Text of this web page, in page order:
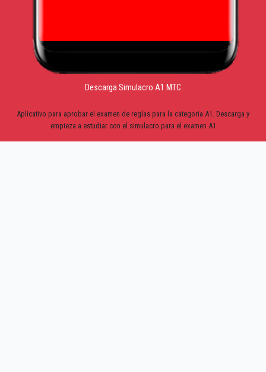
Descarga Simulacro A1 MTC
Aplicativo para aprobar el examen de reglas para la categoria A1. Descarga y
empieza a estudiar con el simulacro para el examen A1